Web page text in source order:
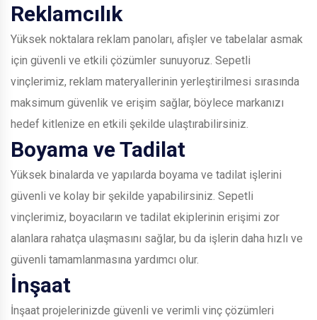
Reklamcılık
Yüksek noktalara reklam panoları, afişler ve tabelalar asmak
için güvenli ve etkili çözümler sunuyoruz. Sepetli
vinçlerimiz, reklam materyallerinin yerleştirilmesi sırasında
maksimum güvenlik ve erişim sağlar, böylece markanızı
hedef kitlenize en etkili şekilde ulaştırabilirsiniz.
Boyama ve Tadilat
Yüksek binalarda ve yapılarda boyama ve tadilat işlerini
güvenli ve kolay bir şekilde yapabilirsiniz. Sepetli
vinçlerimiz, boyacıların ve tadilat ekiplerinin erişimi zor
alanlara rahatça ulaşmasını sağlar, bu da işlerin daha hızlı ve
güvenli tamamlanmasına yardımcı olur.
İnşaat
İnşaat projelerinizde güvenli ve verimli vinç çözümleri